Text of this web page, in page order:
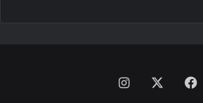
فيسبوك